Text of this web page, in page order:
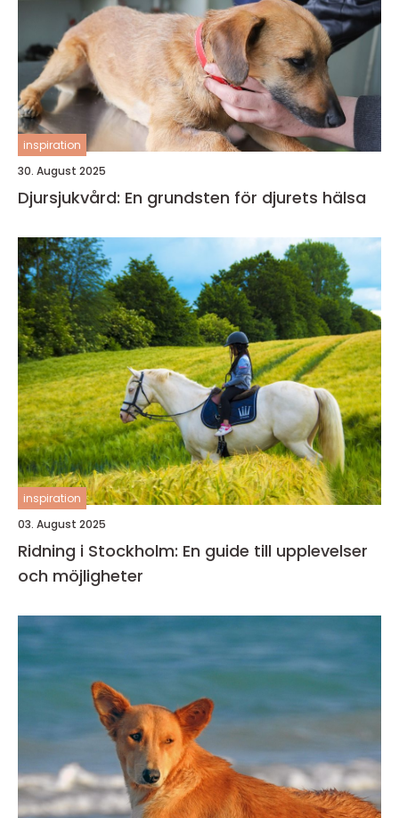
inspiration
30. August 2025
Djursjukvård: En grundsten för djurets hälsa
inspiration
03. August 2025
Ridning i Stockholm: En guide till upplevelser
och möjligheter